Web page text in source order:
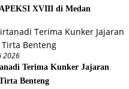
XVIII di Medan
2026
Terima Kunker Jajaran
Benteng